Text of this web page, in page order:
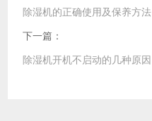
除湿机的正确使用及保养方法
下一篇：
除湿机开机不启动的几种原因